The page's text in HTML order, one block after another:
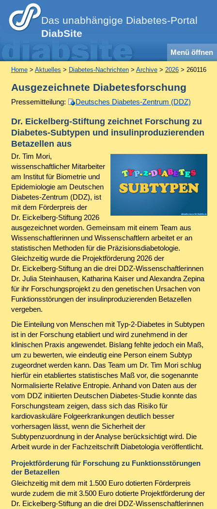
Das unabhängige Diabetes-Portal
DiabSite
Menü öffnen
Home> Aktuelles > Diabetes-Nachrichten> Archive> 2026> 260116
Ausgezeichnete Diabetesforschung
Pressemitteilung: Deutsches Diabetes-Zentrum (DDZ)
Dr. Eickelberg-Stiftung zeichnet Forschung zu
Diabetes-Subtypen und insulinproduzierenden
Betazellen aus
Dr. Tim Mori,
wissenschaftlicher Mitarbeiter
am Institut für Biometrie und
Epidemiologie am Deutschen
Diabetes-Zentrum (DDZ), ist
mit dem Förderpreis der
Dr. Eickelberg-Stiftung 2026
ausgezeichnet worden. Gemeinsam mit einem Team aus
Wissenschaftlerinnen und Wissenschaftlern arbeitet er an
statistischen Methoden für die Präzisionsdiabetologie.
Gleichzeitig wurde die Projektförderung 2026 der
Dr. Eickelberg-Stiftung an die drei DDZ-Wissenschaftlerinnen
Dr. Julia Steinhausen, Katharina Kaiser und Alexandra Zepina
für ihr Forschungsprojekt zu den genetischen Ursachen von
Funktionsstörungen der insulinproduzierenden Betazellen
vergeben.
Die Einteilung von Menschen mit Typ-2-Diabetes in Subtypen
ist in der Forschung etabliert und wird zunehmend in der
klinischen Praxis angewendet. Bislang fehlte jedoch ein Maß,
um zu bewerten, wie eindeutig eine Person einem Subtyp
zugeordnet werden kann. Das Team um Dr. Tim Mori schlug
hierfür ein etabliertes statistisches Maß vor, die sogenannte
Normalisierte Relative Entropie. Anhand von Daten aus der
vom DDZ initiierten Deutschen Diabetes-Studie konnte das
Forschungsteam zeigen, dass sich das Risiko für
kardiovaskuläre Folgeerkrankungen deutlich besser
vorhersagen lässt, wenn die Sicherheit der
Subtypenzuordnung in der Analyse berücksichtigt wird. Die
Arbeit wurde in der Fachzeitschrift Diabetologia veröffentlicht.
Projektförderung für Forschung zu Funktionsstörungen
der Betazellen
Gleichzeitig mit dem mit 1.500 Euro dotierten Förderpreis
wurde zudem die mit 3.500 Euro dotierte Projektförderung der
Dr. Eickelberg-Stiftung an die drei DDZ-Wissenschaftlerinnen